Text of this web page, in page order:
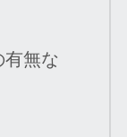
有無な